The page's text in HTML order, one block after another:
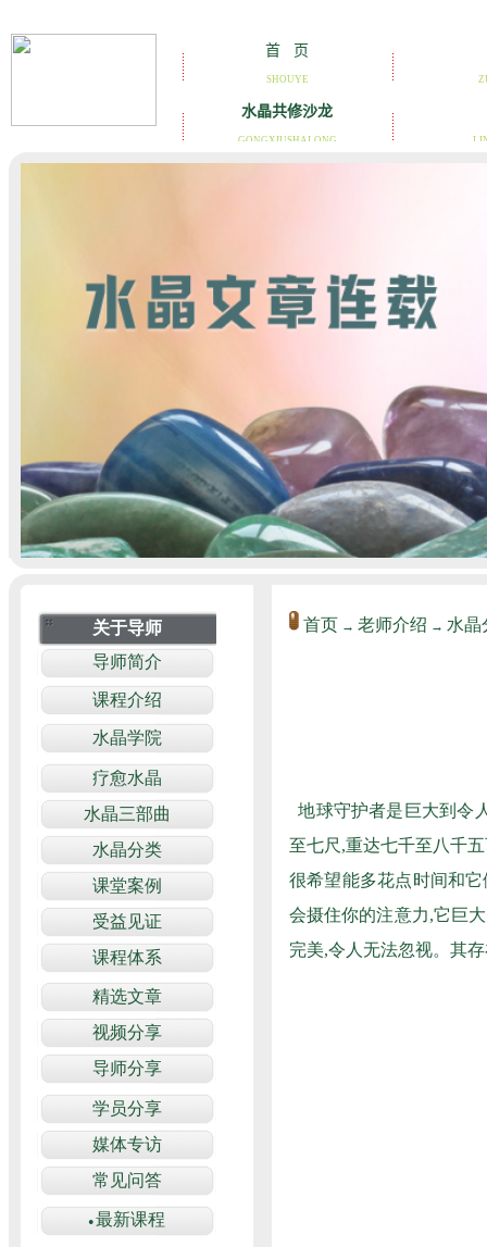
首页 → 老师介绍 → 水晶
地球守护者是巨大到令
至七尺,重达七千至八千
很希望能多花点时间和
会摄住你的注意力,它巨
完美,令人无法忽视。其